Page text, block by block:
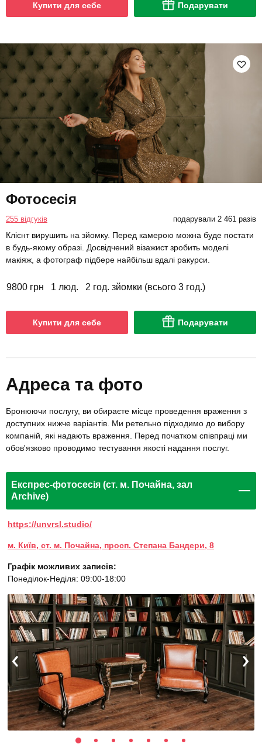
Купити для себе Подарувати
Фотосесія
255 відгуків подарували 2 461 разів
Клієнт вирушить на зйомку. Перед камерою можна буде постати
в будь-якому образі. Досвідчений візажист зробить моделі
макіяж, а фотограф підбере найбільш вдалі ракурси.
9800 грн 1 люд. 2 год. зйомки (всього 3 год.)
Купити для себе Подарувати
Адреса та фото
Бронюючи послугу, ви обираєте місце проведення враження з
доступних нижче варіантів. Ми ретельно підходимо до вибору
компаній, які надають враження. Перед початком співпраці ми
обов'язково проводимо тестування якості надання послуг.
Експрес-фотосесія (ст. м. Почайна, зал
Archive)
https://unvrsl.studio/
м. Київ, ст. м. Почайна, просп. Степана Бандери, 8
Графік можливих записів:
Понеділок-Неділя: 09:00-18:00